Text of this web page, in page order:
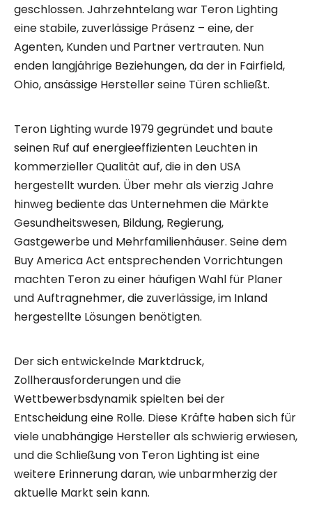
geschlossen. Jahrzehntelang war Teron Lighting
eine stabile, zuverlässige Präsenz – eine, der
Agenten, Kunden und Partner vertrauten. Nun
enden langjährige Beziehungen, da der in Fairfield,
Ohio, ansässige Hersteller seine Türen schließt.
Teron Lighting wurde 1979 gegründet und baute
seinen Ruf auf energieeffizienten Leuchten in
kommerzieller Qualität auf, die in den USA
hergestellt wurden. Über mehr als vierzig Jahre
hinweg bediente das Unternehmen die Märkte
Gesundheitswesen, Bildung, Regierung,
Gastgewerbe und Mehrfamilienhäuser. Seine dem
Buy America Act entsprechenden Vorrichtungen
machten Teron zu einer häufigen Wahl für Planer
und Auftragnehmer, die zuverlässige, im Inland
hergestellte Lösungen benötigten.
Der sich entwickelnde Marktdruck,
Zollherausforderungen und die
Wettbewerbsdynamik spielten bei der
Entscheidung eine Rolle. Diese Kräfte haben sich für
viele unabhängige Hersteller als schwierig erwiesen,
und die Schließung von Teron Lighting ist eine
weitere Erinnerung daran, wie unbarmherzig der
aktuelle Markt sein kann.